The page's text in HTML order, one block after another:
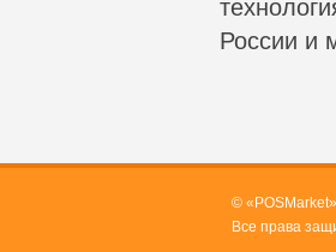
России и
©
Все права